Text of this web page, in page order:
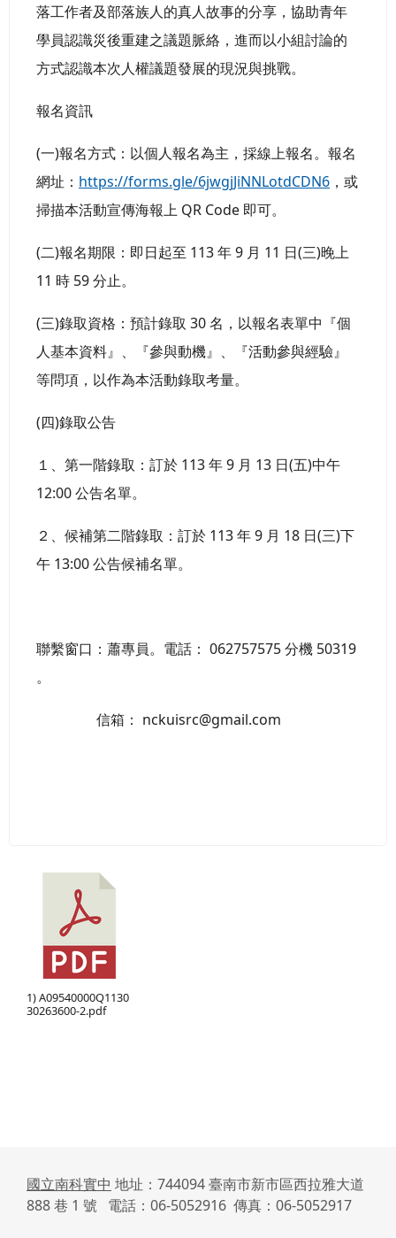
落工作者及部落族人的真人故事的分享，協助青年
學員認識災後重建之議題脈絡，進而以小組討論的
方式認識本次人權議題發展的現況與挑戰。
報名資訊
(一)報名方式：以個人報名為主，採線上報名。報名
網址： https://forms.gle/6jwgjJiNNLotdCDN6 ，或
掃描本活動宣傳海報上 QR Code 即可。
(二)報名期限：即日起至 113 年 9 月 11 日(三)晚上
11 時 59 分止。
(三)錄取資格：預計錄取 30 名，以報名表單中『個
人基本資料』、『參與動機』、『活動參與經驗』
等問項，以作為本活動錄取考量。
(四)錄取公告
１、第一階錄取：訂於 113 年 9 月 13 日(五)中午
12:00 公告名單。
２、候補第二階錄取：訂於 113 年 9 月 18 日(三)下
午 13:00 公告候補名單。
聯繫窗口：蕭專員。電話： 062757575 分機 50319
。
信箱： nckuisrc@gmail.com
1) A09540000Q1130
30263600-2.pdf
國立南科實中 地址：744094 臺南市新市區西拉雅大道
888 巷 1 號 電話：06-5052916 傳真：06-5052917